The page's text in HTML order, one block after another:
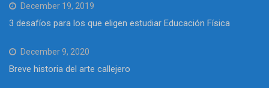
December 19, 2019
3 desafíos para los que eligen estudiar Educación Física
December 9, 2020
Breve historia del arte callejero